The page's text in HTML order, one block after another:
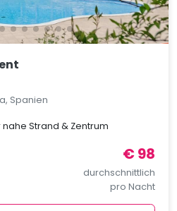
Spanien
Strand & Zentrum
€ 98
durchschnittlich
pro Nacht